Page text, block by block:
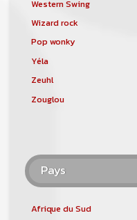
Western Swing
Wizard rock
Pop wonky
Yéla
Zeuhl
Zouglou
Pays
Afrique du Sud